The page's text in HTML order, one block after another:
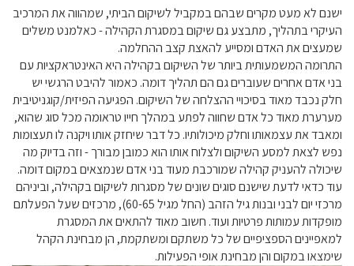
ישנם לא מעט מקרים שבהם במקביל לשיקום הביתי, שמהווה את המרכיב
העיקרי בתהליך, מתבצע גם שיקום במסגרת הקהילה - כאלמנט משלים
שמעצים את האדם ומסייע להאצת קצב ההחלמה.
התרומה המשמעותית ביותר של השיקום בקהילה היא האינטראקציות עם
בני אדם אחרים שעוברים גם הם תהליך דומה. כאמור להיבט הרגשי יש
חלק נכבד מאוד בסיכויי ההצלחה של השיקום. הפגיעה הפיזית/קוגניטיבית
מערערת מאוד כל אדם שחווה לפתע במהלך חייו טראומה מכל סוג שהוא,
ומאבד את עצמאותו וחלק מיכולותיו. כל דבר שיחזק אותו ויקנה לו תעצומות
נפש לצאת למסע השיקום ולצלוח אותו הוא כמובן מבורך - וזה בדיוק מה
שיכולה להעניק קהילה שמורכבת מעוד בני אדם שנמצאים במקום דומה.
עוד כדאי לדעת שישנם סוגים שונים של מסגרות לשיקום בקהילה, וביניהם
מרכזי יום לבני ובנות גיל הזהב (החל מגיל 60-65), מרכזים שעל הפעלתם
מופקדות עמותות פרטיות ועוד. חשוב מאוד להתאים את המסגרת
למאפיינים הספציפיים של כל משתקם ומשתקמת, הן מבחינת הקהל
שימצאו במקום והן מבחינת אופי הפעילות.